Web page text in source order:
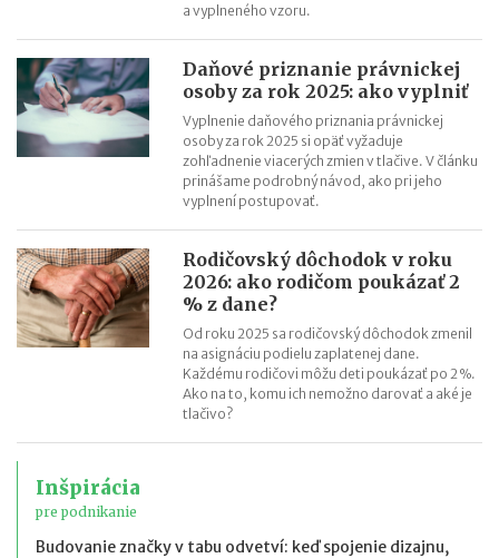
a vyplneného vzoru.
Daňové priznanie právnickej
osoby za rok 2025: ako vyplniť
Vyplnenie daňového priznania právnickej
osoby za rok 2025 si opäť vyžaduje
zohľadnenie viacerých zmien v tlačive. V článku
prinášame podrobný návod, ako pri jeho
vyplnení postupovať.
Rodičovský dôchodok v roku
2026: ako rodičom poukázať 2
% z dane?
Od roku 2025 sa rodičovský dôchodok zmenil
na asignáciu podielu zaplatenej dane.
Každému rodičovi môžu deti poukázať po 2 %.
Ako na to, komu ich nemožno darovať a aké je
tlačivo?
Inšpirácia
pre podnikanie
Budovanie značky v tabu odvetví: keď spojenie dizajnu,